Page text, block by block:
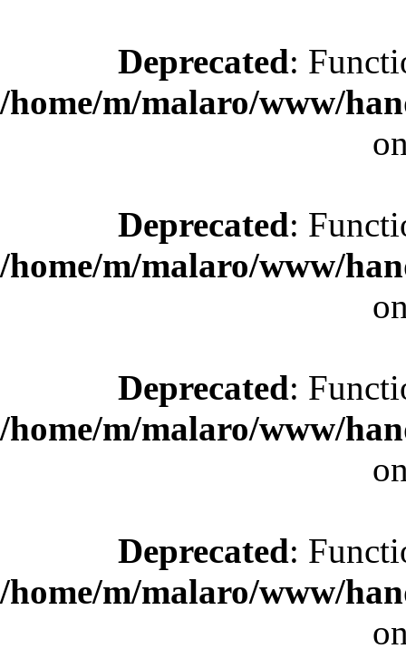
Deprecated:
/home/m/malaro/www/
Deprecated:
/home/m/malaro/www/
Deprecated:
/home/m/malaro/www/
Deprecated:
/home/m/malaro/www/